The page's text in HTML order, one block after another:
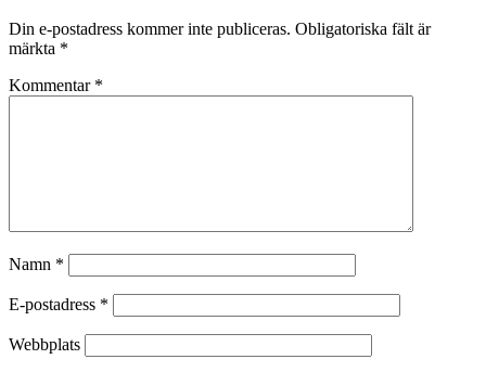
Din e-postadress kommer inte publiceras. Obligatoriska fält är
märkta *
Kommentar *
Namn *
E-postadress *
Webbplats